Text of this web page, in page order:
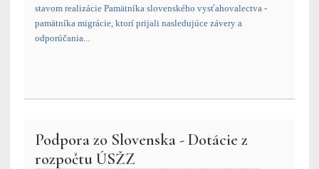
stavom realizácie Pamätníka slovenského vysťahovalectva -
pamätníka migrácie, ktorí prijali nasledujúce závery a
odporúčania...
Podpora zo Slovenska - Dotácie z
rozpočtu ÚSŽZ